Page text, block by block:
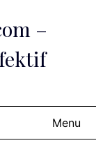
–
Menu